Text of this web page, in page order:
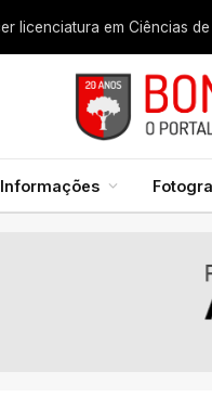
Informações